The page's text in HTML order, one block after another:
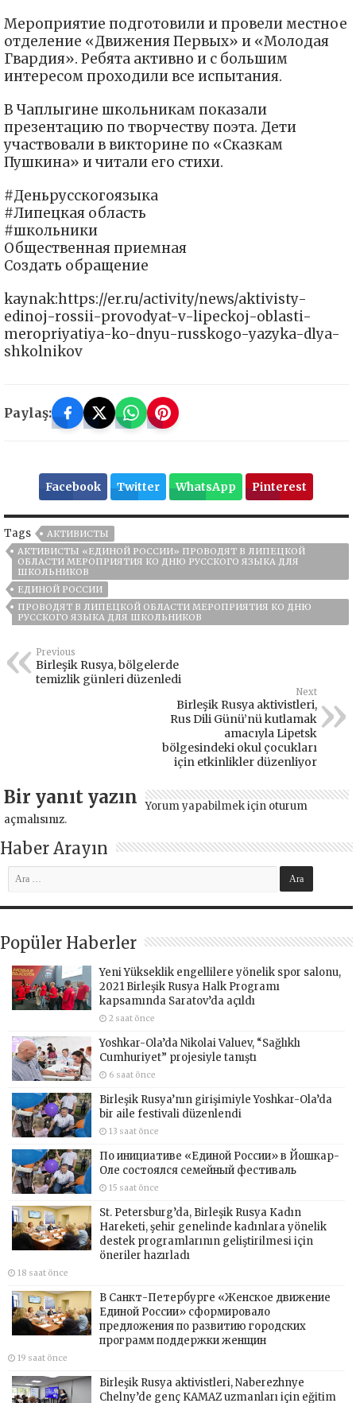
Мероприятие подготовили и провели местное
отделение «Движения Первых» и «Молодая
Гвардия». Ребята активно и с большим
интересом проходили все испытания.
В Чаплыгине школьникам показали
презентацию по творчеству поэта. Дети
участвовали в викторине по «Сказкам
Пушкина» и читали его стихи.
#Деньрусскогоязыка
#Липецкая область
#школьники
Общественная приемная
Создать обращение
kaynak:https://er.ru/activity/news/aktivisty-
edinoj-rossii-provodyat-v-lipeckoj-oblasti-
meropriyatiya-ko-dnyu-russkogo-yazyka-dlya-
shkolnikov
Paylaş:
Facebook Twitter WhatsApp Pinterest
Tags
АКТИВИСТЫ
АКТИВИСТЫ «ЕДИНОЙ РОССИИ» ПРОВОДЯТ В ЛИПЕЦКОЙ
ОБЛАСТИ МЕРОПРИЯТИЯ КО ДНЮ РУССКОГО ЯЗЫКА ДЛЯ
ШКОЛЬНИКОВ
ЕДИНОЙ РОССИИ
ПРОВОДЯТ В ЛИПЕЦКОЙ ОБЛАСТИ МЕРОПРИЯТИЯ КО ДНЮ
РУССКОГО ЯЗЫКА ДЛЯ ШКОЛЬНИКОВ
Previous
Birleşik Rusya, bölgelerde
temizlik günleri düzenledi
Next
Birleşik Rusya aktivistleri,
Rus Dili Günü’nü kutlamak
amacıyla Lipetsk
bölgesindeki okul çocukları
için etkinlikler düzenliyor
Bir yanıt yazın Yorum yapabilmek için oturum
açmalısınız.
Haber Arayın
Popüler Haberler
Yeni Yükseklik engellilere yönelik spor salonu,
2021 Birleşik Rusya Halk Programı
kapsamında Saratov’da açıldı
2 saat önce
Yoshkar-Ola’da Nikolai Valuev, “Sağlıklı
Cumhuriyet” projesiyle tanıştı
6 saat önce
Birleşik Rusya’nın girişimiyle Yoshkar-Ola’da
bir aile festivali düzenlendi
13 saat önce
По инициативе «Единой России» в Йошкар-
Оле состоялся семейный фестиваль
15 saat önce
St. Petersburg’da, Birleşik Rusya Kadın
Hareketi, şehir genelinde kadınlara yönelik
destek programlarının geliştirilmesi için
öneriler hazırladı
18 saat önce
В Санкт-Петербурге «Женское движение
Единой России» сформировало
предложения по развитию городских
программ поддержки женщин
19 saat önce
Birleşik Rusya aktivistleri, Naberezhnye
Chelny’de genç KAMAZ uzmanları için eğitim